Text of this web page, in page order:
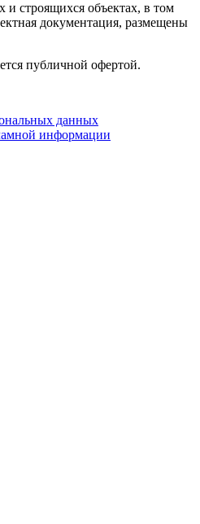
строящихся объектах, в том
документация, размещены
публичной офертой.
данных
информации